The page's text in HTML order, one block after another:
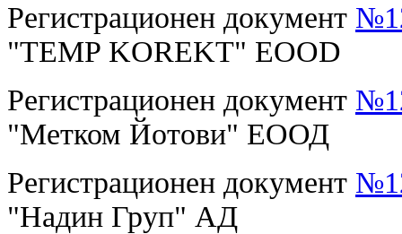
Регистрационен документ
"TEMP KOREKT" EOOD
Регистрационен документ
"Метком Йотови" ЕООД
Регистрационен документ
"Надин Груп" АД